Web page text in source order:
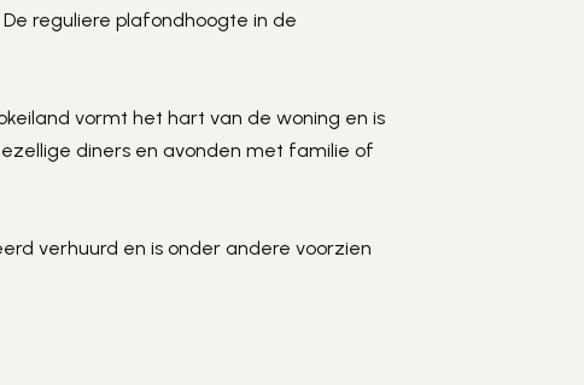
reguliere plafondhoogte in de
vormt het hart van de woning en is
diners en avonden met familie of
verhuurd en is onder andere voorzien